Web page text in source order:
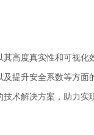
高度真实性和可视化
提升安全系数等方面
技术解决方案，助力实